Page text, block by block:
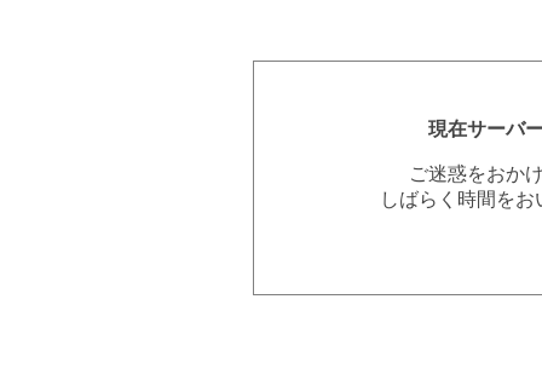
現在サーバ
ご迷惑をおか
しばらく時間を